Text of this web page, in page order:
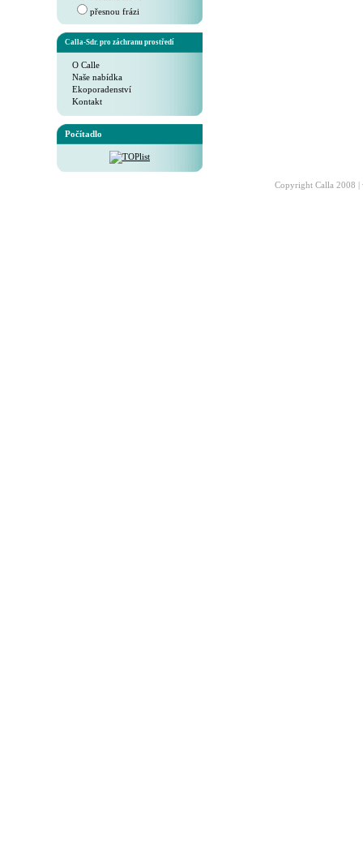
přesnou frázi
Calla-Sdr. pro záchranu prostředí
O Calle
Naše nabídka
Ekoporadenství
Kontakt
Počítadlo
Copyright Calla 2008 |